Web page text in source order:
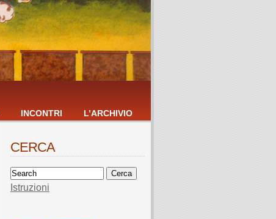
INCONTRI L’ARCHIVIO
CERCA
Istruzioni